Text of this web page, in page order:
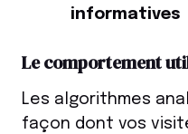
informatives
Le comportement
Les algorithmes
façon dont vos